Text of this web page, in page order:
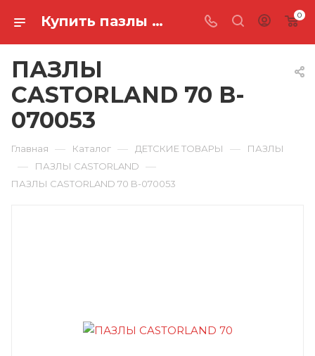
Купить пазлы castorland 70 B-070053 в Ростове-на-Дону 0
ПАЗЛЫ
CASTORLAND 70 B-
070053
Главная — Каталог — ДЕТСКИЕ ТОВАРЫ — ПАЗЛЫ
— ПАЗЛЫ CASTORLAND —
ПАЗЛЫ CASTORLAND 70 B-070053